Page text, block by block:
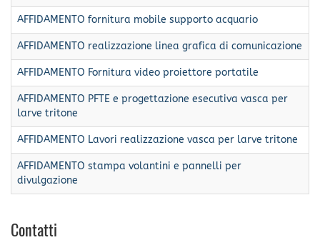
AFFIDAMENTO fornitura mobile supporto acquario
AFFIDAMENTO realizzazione linea grafica di comunicazione
AFFIDAMENTO Fornitura video proiettore portatile
AFFIDAMENTO PFTE e progettazione esecutiva vasca per
larve tritone
AFFIDAMENTO Lavori realizzazione vasca per larve tritone
AFFIDAMENTO stampa volantini e pannelli per
divulgazione
Contatti